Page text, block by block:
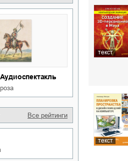
Все рейтинги
текст
текст